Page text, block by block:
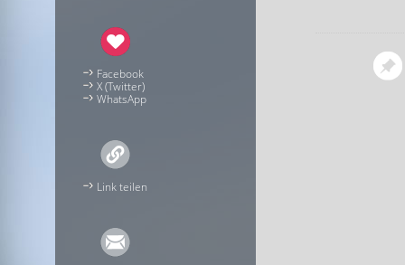
Facebook
X (Twitter)
WhatsApp
Link teilen